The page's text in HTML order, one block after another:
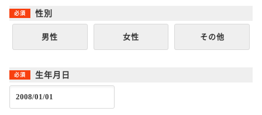
性別
男性 女性 その他
生年月日